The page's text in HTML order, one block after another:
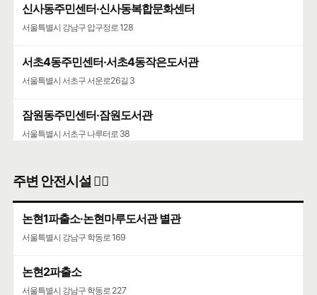
신사동주민센터·신사동복합문화센터
서울특별시 강남구 압구정로 128
서초4동주민센터·서초4동작은도서관
서울특별시 서초구 서운로26길 3
잠원동주민센터·잠원도서관
서울특별시 서초구 나루터로 38
주변 안전시설 👮‍♀️
논현1파출소·논현마루도서관 별관
서울특별시 강남구 학동로 169
논현2파출소
서울특별시 강남구 학동로 227